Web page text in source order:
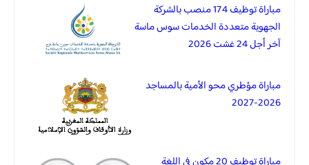
مباراة توظيف 174 منصب بالشركة
الجهوية متعددة الخدمات سوس ماسة
آخر أجل 24 غشت 2026
مباراة مؤطري محو الأمية بالمساجد
2026-2027